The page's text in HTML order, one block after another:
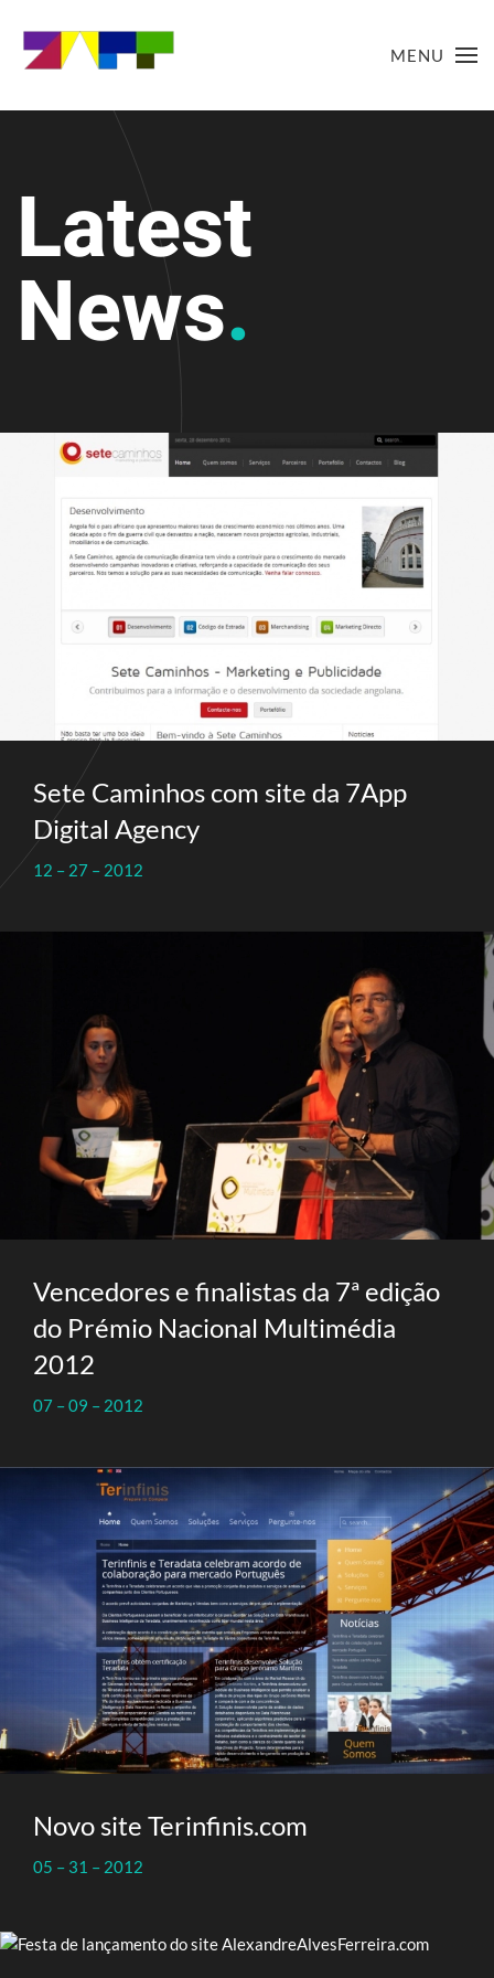
MENU
Latest
News.
Sete Caminhos com site da 7App
Digital Agency
12 – 27 – 2012
Vencedores e finalistas da 7ª edição
do Prémio Nacional Multimédia
2012
07 – 09 – 2012
Novo site Terinfinis.com
05 – 31 – 2012